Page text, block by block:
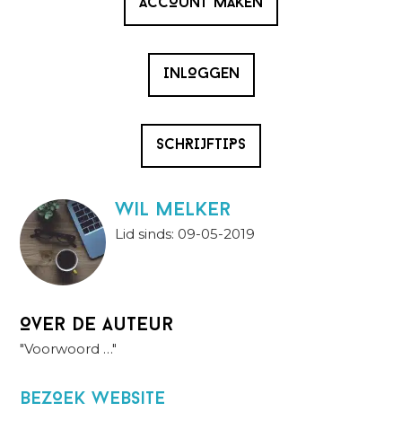
ACCOUNT MAKEN
INLOGGEN
SCHRIJFTIPS
wil melker
Lid sinds: 09-05-2019
Over de auteur
"Voorwoord …"
BezOek website